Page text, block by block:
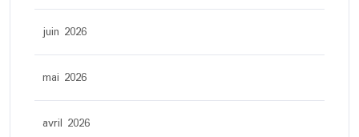
juin 2026
mai 2026
avril 2026